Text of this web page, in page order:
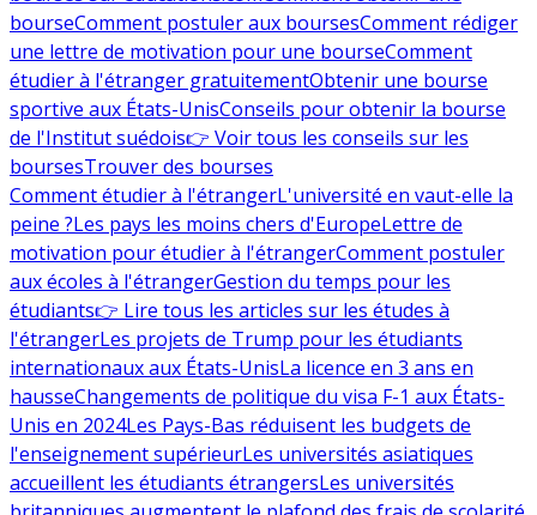
bourseComment postuler aux boursesComment rédiger
une lettre de motivation pour une bourseComment
étudier à l'étranger gratuitementObtenir une bourse
sportive aux États-UnisConseils pour obtenir la bourse
de l'Institut suédois👉 Voir tous les conseils sur les
boursesTrouver des bourses
Comment étudier à l'étrangerL'université en vaut-elle la
peine ?Les pays les moins chers d'EuropeLettre de
motivation pour étudier à l'étrangerComment postuler
aux écoles à l'étrangerGestion du temps pour les
étudiants👉 Lire tous les articles sur les études à
l'étrangerLes projets de Trump pour les étudiants
internationaux aux États-UnisLa licence en 3 ans en
hausseChangements de politique du visa F-1 aux États-
Unis en 2024Les Pays-Bas réduisent les budgets de
l'enseignement supérieurLes universités asiatiques
accueillent les étudiants étrangersLes universités